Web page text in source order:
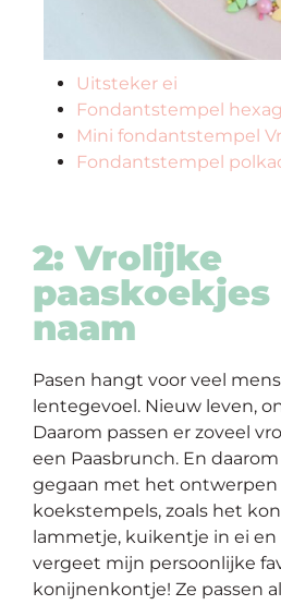
Uitsteker ei
Fondantstempel
Mini fondantstempel
Fondantstempel
2: Vrolijke
naam
Pasen hangt voor veel
lentegevoel. Nieuw leven,
Daarom passen er zoveel
een Paasbrunch. En
gegaan met het ontwerpen
koekstempels, zoals het
lammetje, kuikentje in ei en
vergeet mijn persoonlijke
konijnenkontje! Ze passen